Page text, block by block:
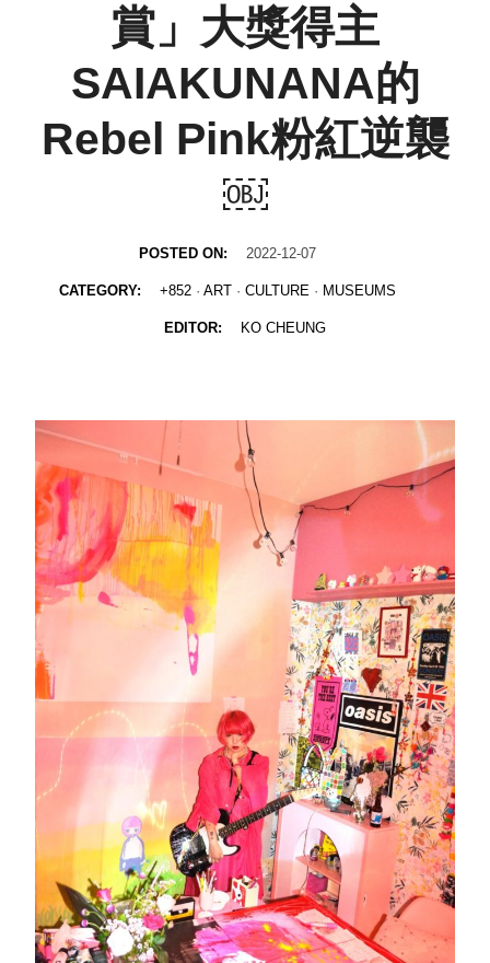
賞」大獎得主
SAIAKUNANA的
Rebel Pink粉紅逆襲
￼
POSTED ON: 2022-12-07
CATEGORY: +852· ART· CULTURE · MUSEUMS
EDITOR: KO CHEUNG